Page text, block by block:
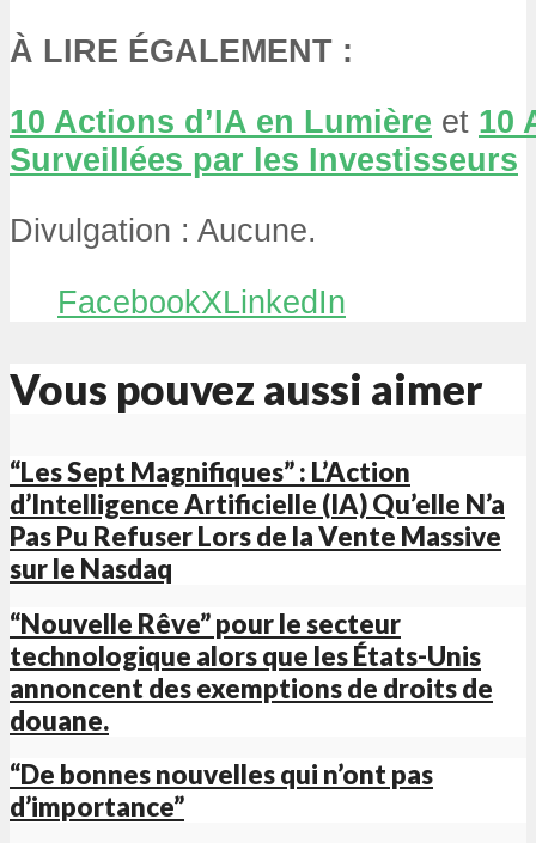
À LIRE ÉGALEMENT :
10 Actions d’IA en Lumière et 10
Surveillées par les Investisseurs
Divulgation : Aucune.
FacebookXLinkedIn
Vous pouvez aussi aimer
“Les Sept Magnifiques” : L’Action
d’Intelligence Artificielle (IA) Qu’elle N’a
Pas Pu Refuser Lors de la Vente Massive
sur le Nasdaq
“Nouvelle Rêve” pour le secteur
technologique alors que les États-Unis
annoncent des exemptions de droits de
douane.
“De bonnes nouvelles qui n’ont pas
d’importance”